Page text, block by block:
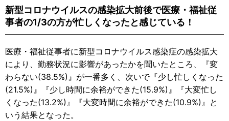
新型コロナウイルスの感染拡大前後で医療・福祉従
事者の1/3の方が忙しくなったと感じている！
医療・福祉従事者に新型コロナウイルス感染症の感染拡大
により、勤務状況に影響があったかを聞いたところ、『変
わらない(38.5%)』が一番多く、次いで『少し忙しくなった
(21.5%)』『少し時間に余裕ができた(15.9%)』『大変忙し
くなった(13.2%)』『大変時間に余裕ができた(10.9%)』と
いう結果となった。